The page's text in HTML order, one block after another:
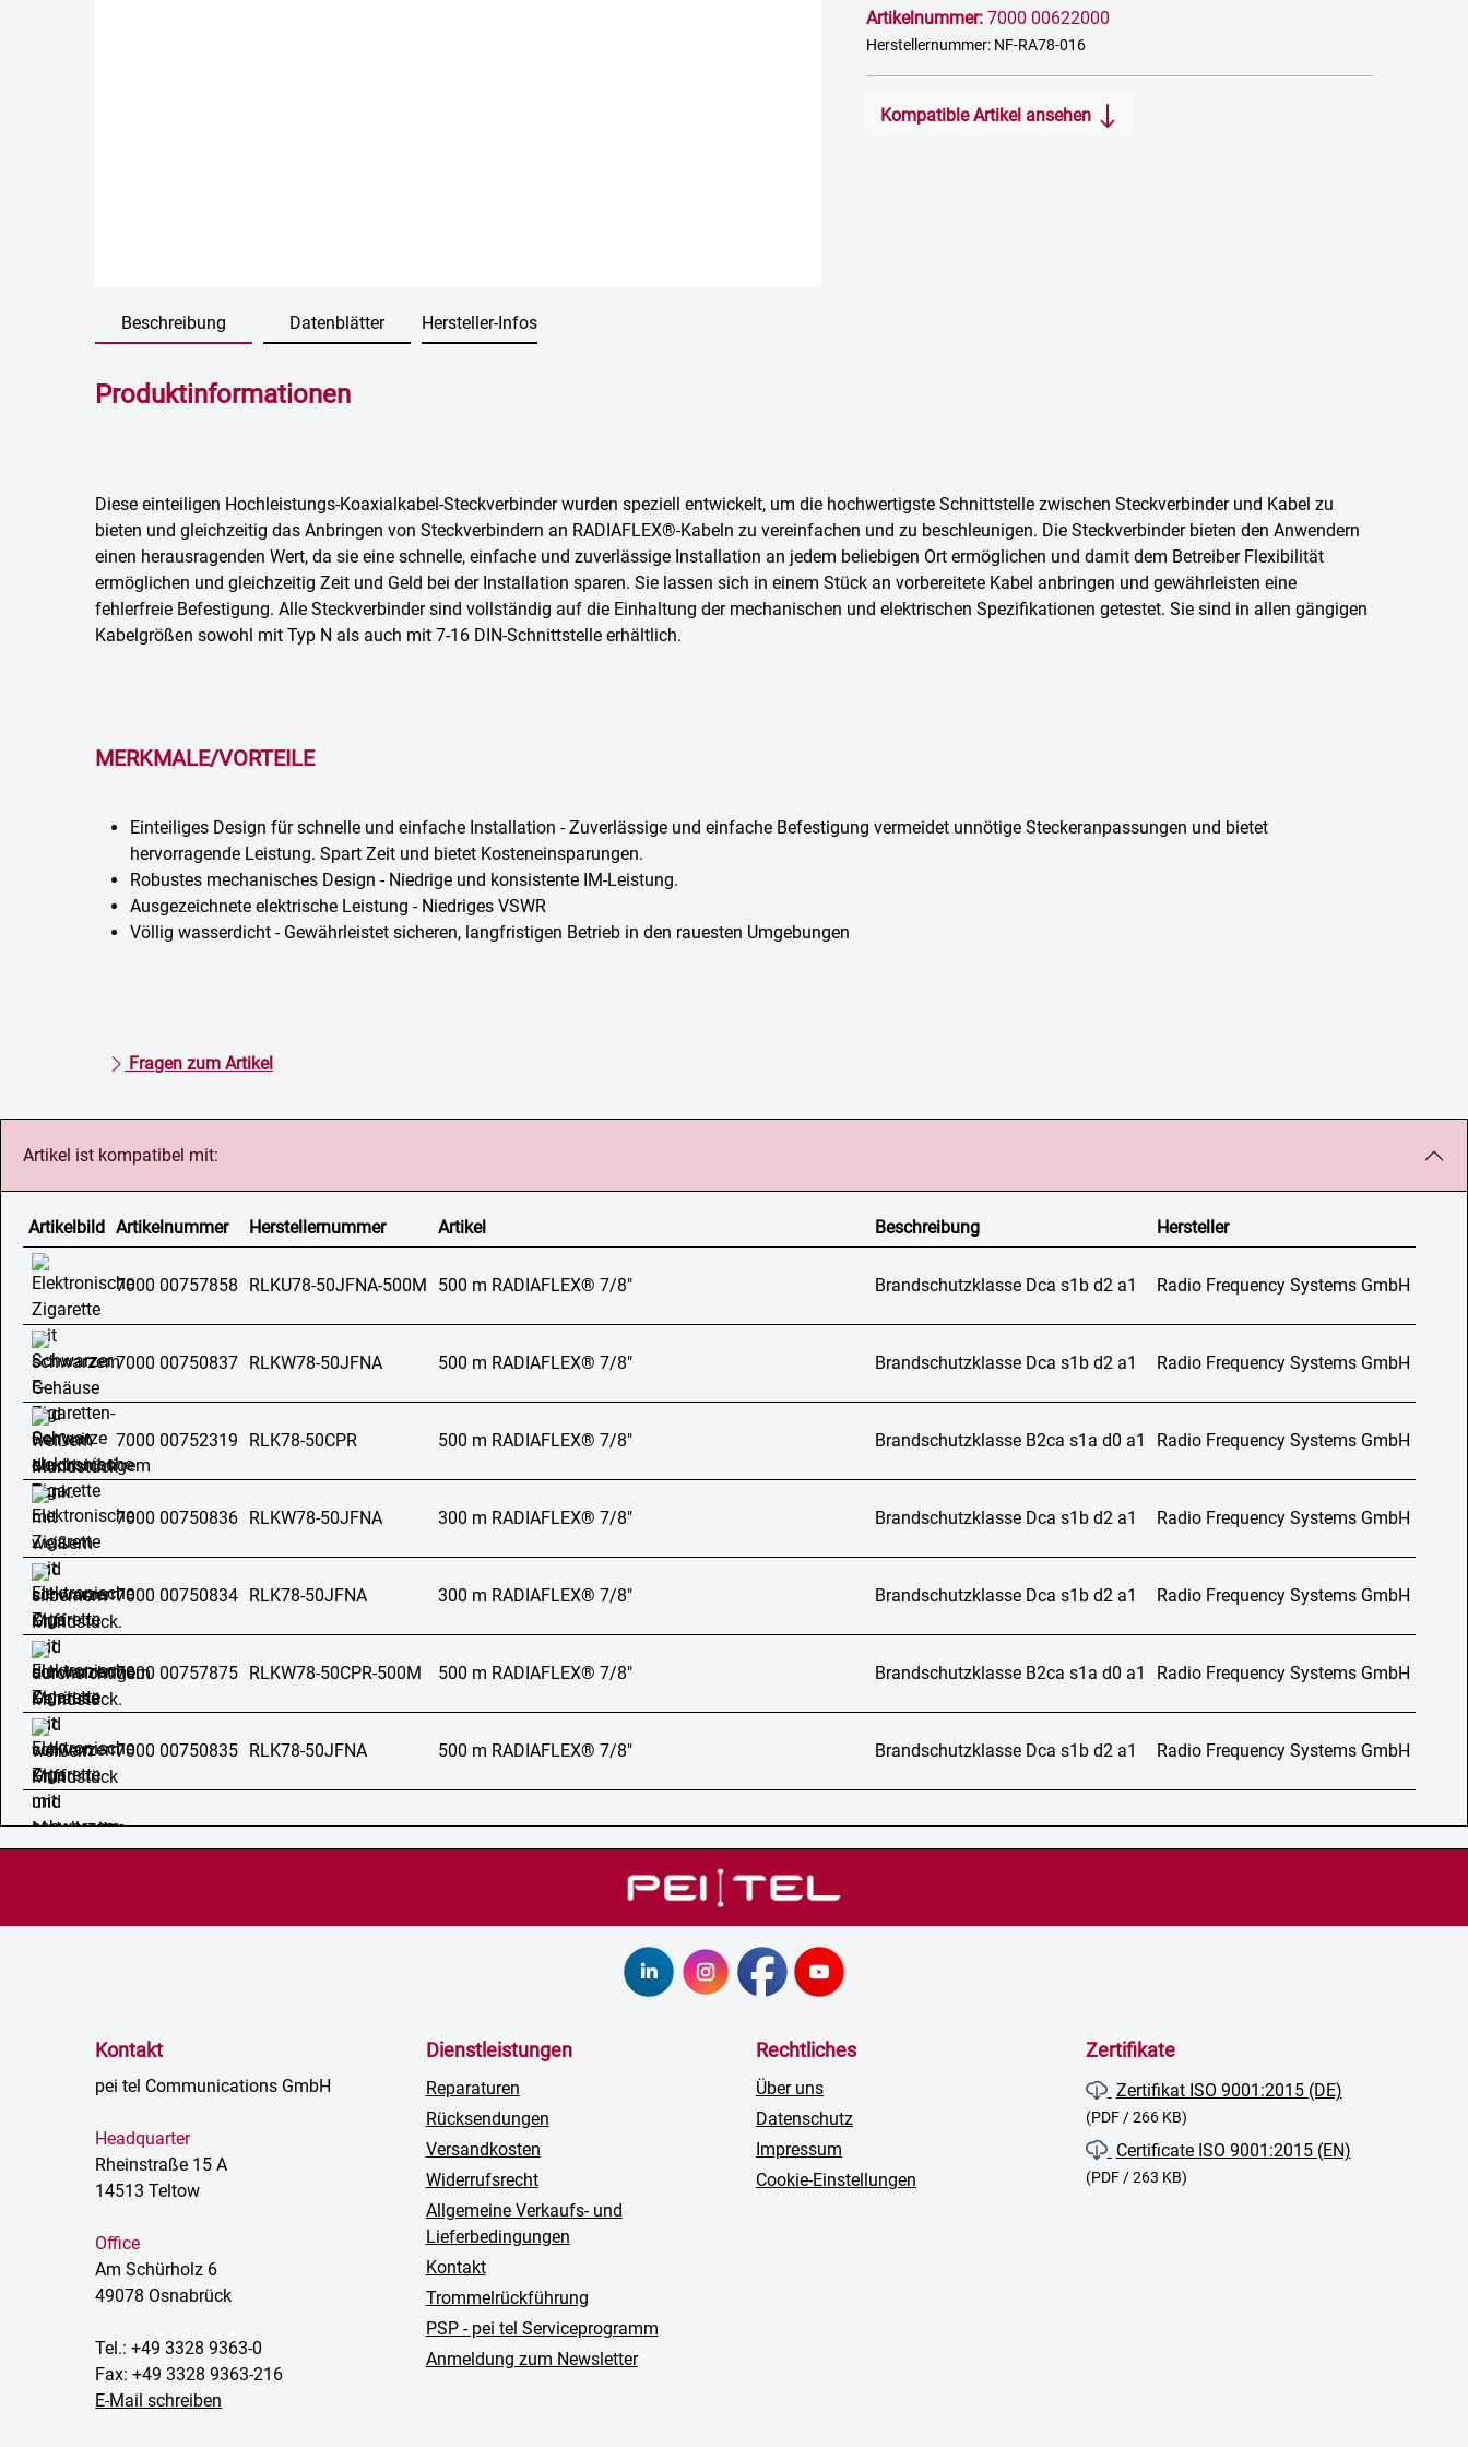
Artikelnummer: 7000 00622000
Herstellernummer: NF-RA78-016
Kompatible Artikel ansehen
Beschreibung Datenblätter Hersteller-Infos
Produktinformationen
Diese einteiligen Hochleistungs-Koaxialkabel-Steckverbinder wurden speziell entwickelt, um die hochwertigste Schnittstelle zwischen Steckverbinder und Kabel zu
bieten und gleichzeitig das Anbringen von Steckverbindern an RADIAFLEX®-Kabeln zu vereinfachen und zu beschleunigen. Die Steckverbinder bieten den Anwendern
einen herausragenden Wert, da sie eine schnelle, einfache und zuverlässige Installation an jedem beliebigen Ort ermöglichen und damit dem Betreiber Flexibilität
ermöglichen und gleichzeitig Zeit und Geld bei der Installation sparen. Sie lassen sich in einem Stück an vorbereitete Kabel anbringen und gewährleisten eine
fehlerfreie Befestigung. Alle Steckverbinder sind vollständig auf die Einhaltung der mechanischen und elektrischen Spezifikationen getestet. Sie sind in allen gängigen
Kabelgrößen sowohl mit Typ N als auch mit 7-16 DIN-Schnittstelle erhältlich.
MERKMALE/VORTEILE
Einteiliges Design für schnelle und einfache Installation - Zuverlässige und einfache Befestigung vermeidet unnötige Steckeranpassungen und bietet
hervorragende Leistung. Spart Zeit und bietet Kosteneinsparungen.
Robustes mechanisches Design - Niedrige und konsistente IM-Leistung.
Ausgezeichnete elektrische Leistung - Niedriges VSWR
Völlig wasserdicht - Gewährleistet sicheren, langfristigen Betrieb in den rauesten Umgebungen
Fragen zum Artikel
Artikel ist kompatibel mit:
Artikelbild Artikelnummer Herstellernummer Artikel Beschreibung Hersteller
7000 00757858 RLKU78-50JFNA-500M 500 m RADIAFLEX® 7/8" Brandschutzklasse Dca s1b d2 a1 Radio Frequency Systems GmbH
7000 00750837 RLKW78-50JFNA 500 m RADIAFLEX® 7/8" Brandschutzklasse Dca s1b d2 a1 Radio Frequency Systems GmbH
7000 00752319 RLK78-50CPR 500 m RADIAFLEX® 7/8" Brandschutzklasse B2ca s1a d0 a1 Radio Frequency Systems GmbH
7000 00750836 RLKW78-50JFNA 300 m RADIAFLEX® 7/8" Brandschutzklasse Dca s1b d2 a1 Radio Frequency Systems GmbH
7000 00750834 RLK78-50JFNA 300 m RADIAFLEX® 7/8" Brandschutzklasse Dca s1b d2 a1 Radio Frequency Systems GmbH
7000 00757875 RLKW78-50CPR-500M 500 m RADIAFLEX® 7/8" Brandschutzklasse B2ca s1a d0 a1 Radio Frequency Systems GmbH
7000 00750835 RLK78-50JFNA 500 m RADIAFLEX® 7/8" Brandschutzklasse Dca s1b d2 a1 Radio Frequency Systems GmbH
Kontakt
pei tel Communications GmbH
Headquarter
Rheinstraße 15 A
14513 Teltow
Office
Am Schürholz 6
49078 Osnabrück
Tel.: +49 3328 9363-0
Fax: +49 3328 9363-216
E-Mail schreiben
Dienstleistungen
Reparaturen
Rücksendungen
Versandkosten
Widerrufsrecht
Allgemeine Verkaufs- und
Lieferbedingungen
Kontakt
Trommelrückführung
PSP - pei tel Serviceprogramm
Anmeldung zum Newsletter
Rechtliches
Über uns
Datenschutz
Impressum
Cookie-Einstellungen
Zertifikate
Zertifikat ISO 9001:2015 (DE)
(PDF / 266 KB)
Certificate ISO 9001:2015 (EN)
(PDF / 263 KB)